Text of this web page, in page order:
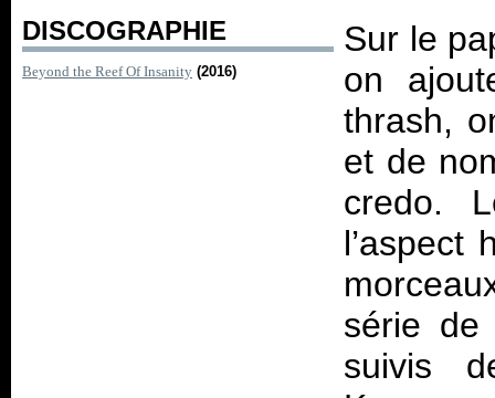
DISCOGRAPHIE
Beyond the Reef Of Insanity (2016)
Sur le
on
thrash,
et de
credo.
l’aspect
série de
suivis